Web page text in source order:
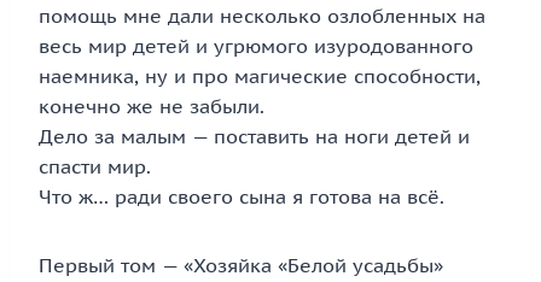
помощь мне дали несколько озлобленных на
весь мир детей и угрюмого изуродованного
наемника, ну и про магические способности,
конечно же не забыли.
Дело за малым — поставить на ноги детей и
спасти мир.
Что ж… ради своего сына я готова на всё.
Первый том — «Хозяйка «Белой усадьбы»